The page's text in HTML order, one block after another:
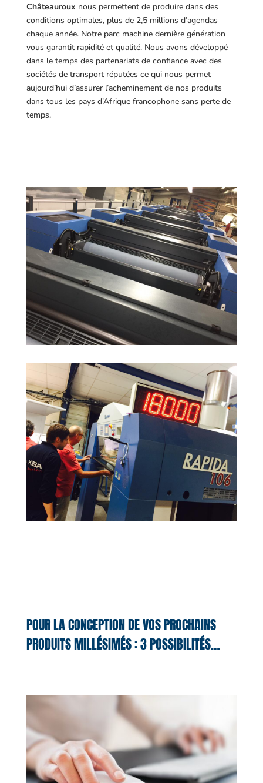
Châteauroux nous permettent de produire dans des
conditions optimales, plus de 2,5 millions d’agendas
chaque année. Notre parc machine dernière génération
vous garantit rapidité et qualité. Nous avons développé
dans le temps des partenariats de confiance avec des
sociétés de transport réputées ce qui nous permet
aujourd’hui d’assurer l’acheminement de nos produits
dans tous les pays d’Afrique francophone sans perte de
temps.
POUR LA CONCEPTION DE VOS PROCHAINS
PRODUITS MILLÉSIMÉS : 3 POSSIBILITÉS…